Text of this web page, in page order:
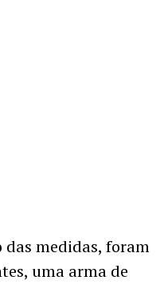
medidas, foram
uma arma de